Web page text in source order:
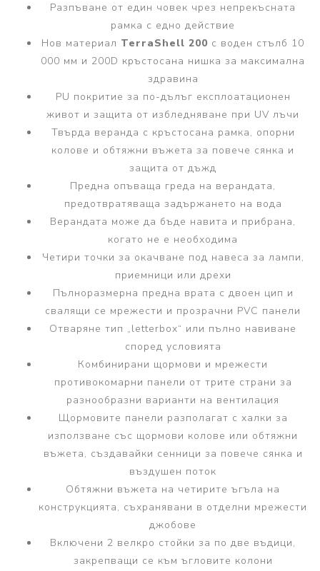
Разпъване от един човек чрез непрекъсната
рамка с едно действие
Нов материал TerraShell 200 с воден стълб 10
000 мм и 200D кръстосана нишка за максимална
здравина
PU покритие за по-дълъг експлоатационен
живот и защита от избледняване при UV лъчи
Твърда веранда с кръстосана рамка, опорни
колове и обтяжни въжета за повече сянка и
защита от дъжд
Предна опъваща греда на верандата,
предотвратяваща задържането на вода
Верандата може да бъде навита и прибрана,
когато не е необходима
Четири точки за окачване под навеса за лампи,
приемници или дрехи
Пълноразмерна предна врата с двоен цип и
свалящи се мрежести и прозрачни PVC панели
Отваряне тип „letterbox“ или пълно навиване
според условията
Комбинирани щормови и мрежести
противокомарни панели от трите страни за
разнообразни варианти на вентилация
Щормовите панели разполагат с халки за
използване със щормови колове или обтяжни
въжета, създавайки сенници за повече сянка и
въздушен поток
Обтяжни въжета на четирите ъгъла на
конструкцията, съхранявани в отделни мрежести
джобове
Включени 2 велкро стойки за по две въдици,
закрепващи се към ъгловите колони